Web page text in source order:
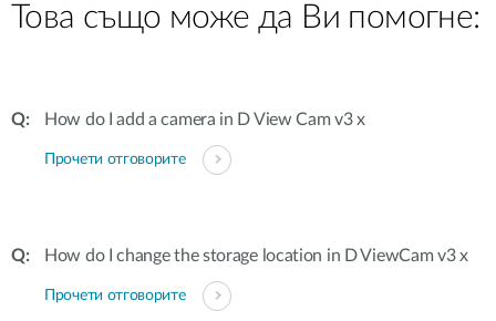
Това също може да Ви помогне:
How do I add a camera in D View Cam v3 x
Прочети отговорите
How do I change the storage location in D ViewCam v3 x
Прочети отговорите